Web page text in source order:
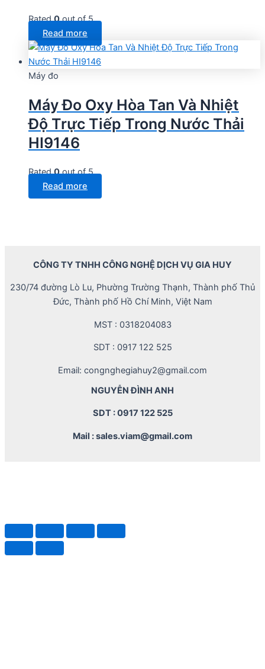
Rated0out of 5
Read more
Máy đo
Máy Đo Oxy Hòa Tan Và Nhiệt
Độ Trực Tiếp Trong Nước Thải
HI9146
Rated0out of 5
Read more
CÔNG TY TNHH CÔNG NGHỆ DỊCH VỤ GIA HUY
230/74 đường Lò Lu, Phường Trường Thạnh, Thành phố Thủ
Đức, Thành phố Hồ Chí Minh, Việt Nam
MST : 0318204083
SDT : 0917 122 525
Email: congnghegiahuy2@gmail.com
NGUYỄN ĐÌNH ANH
SDT : 0917 122 525
Mail : sales.viam@gmail.com